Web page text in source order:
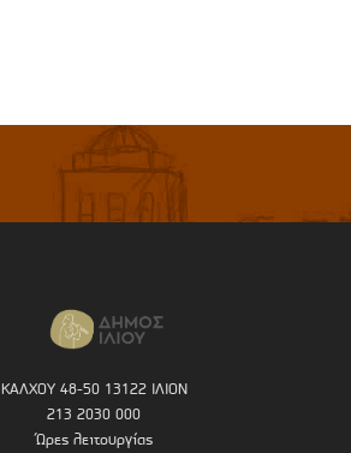
ΚΑΛΧΟΥ 48-50 13122 ΙΛΙΟΝ
213 2030 000
Ώρες λειτουργίας